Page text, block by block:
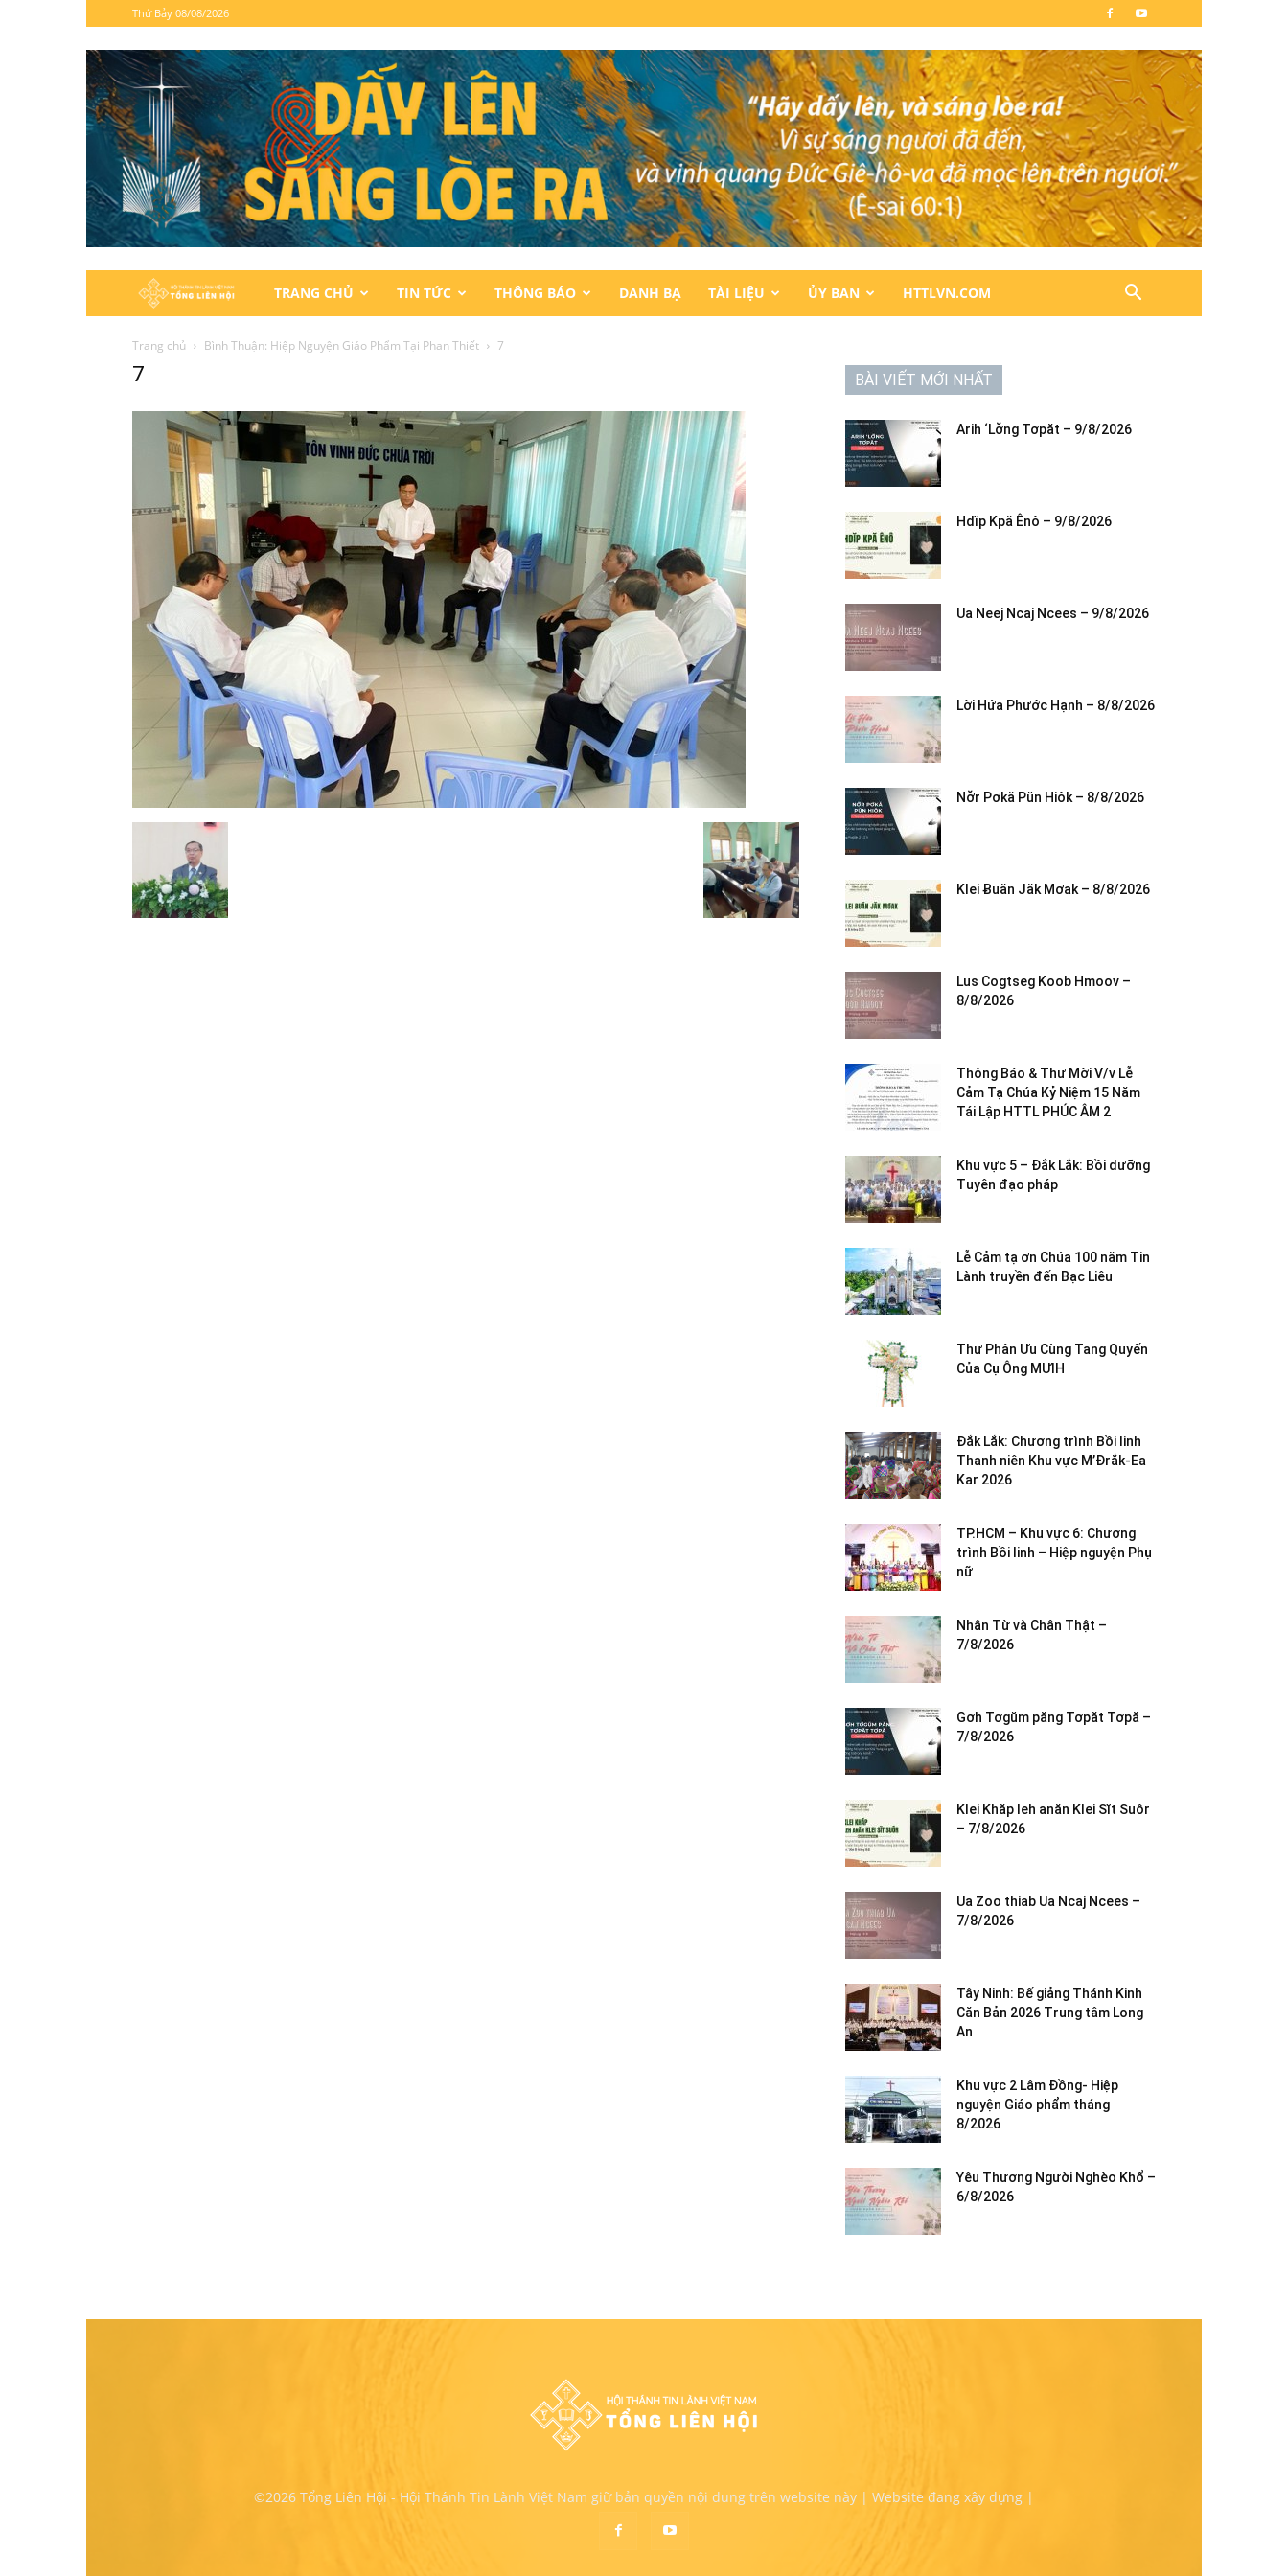
Thứ Bảy 08/08/2026
Hội
Thánh
Lành
Việt
Nam
TRANG CHỦ TIN TỨC THÔNG BÁO DANH BẠ TÀI LIỆU ỦY BAN HTTLVN.COM
Trang chủ Bình Thuận: Hiệp Nguyện Giáo Phẩm Tại Phan Thiết 7
7 BÀI VIẾT MỚI NHẤT
Arih ‘Lơ̆ng Tơpăt – 9/8/2026
Hdĭp Kpă Ênô – 9/8/2026
Ua Neej Ncaj Ncees – 9/8/2026
Lời Hứa Phước Hạnh – 8/8/2026
Nơ̆r Pơkă Pŭn Hiôk – 8/8/2026
Klei Ƀuăn Jăk Mơak – 8/8/2026
Lus Cogtseg Koob Hmoov –
8/8/2026
Thông Báo & Thư Mời V/v Lễ
Cảm Tạ Chúa Kỷ Niệm 15 Năm
Tái Lập HTTL PHÚC ÂM 2
Khu vực 5 – Đắk Lắk: Bồi dưỡng
Tuyên đạo pháp
Lễ Cảm tạ ơn Chúa 100 năm Tin
Lành truyền đến Bạc Liêu
Thư Phân Ưu Cùng Tang Quyến
Của Cụ Ông MƯIH
Đắk Lắk: Chương trình Bồi linh
Thanh niên Khu vực M’Đrắk-Ea
Kar 2026
TP.HCM – Khu vực 6: Chương
trình Bồi linh – Hiệp nguyện Phụ
nữ
Nhân Từ và Chân Thật –
7/8/2026
Gơh Tơgŭm păng Tơpăt Tơpă –
7/8/2026
Klei Khăp leh anăn Klei Sĭt Suôr
– 7/8/2026
Ua Zoo thiab Ua Ncaj Ncees –
7/8/2026
Tây Ninh: Bế giảng Thánh Kinh
Căn Bản 2026 Trung tâm Long
An
Khu vực 2 Lâm Đồng- Hiệp
nguyện Giáo phẩm tháng
8/2026
Yêu Thương Người Nghèo Khổ –
6/8/2026
©2026 Tổng Liên Hội - Hội Thánh Tin Lành Việt Nam giữ bản quyền nội dung trên website này | Website đang xây dựng |